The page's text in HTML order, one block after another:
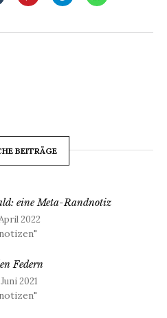
BEITRÄGE
eine Meta-Randnotiz
2022
Federn
2021